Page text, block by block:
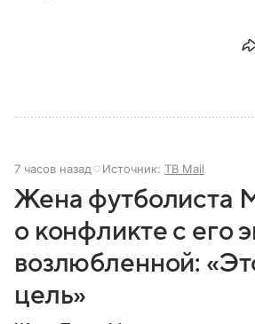
7 часов назад Источник: ТВ Mail
Жена футболиста
о конфликте с его
возлюбленной:
цель»